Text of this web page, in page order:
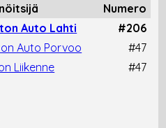
Numero
Auto Lahti
#206
Auto Porvoo
#47
Liikenne
#47